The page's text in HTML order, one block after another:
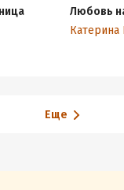
Любовь
Еще